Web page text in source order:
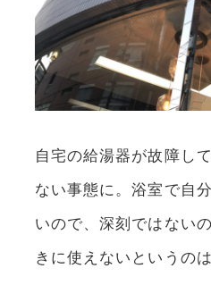
自宅の給湯器が故障し
ない事態に。浴室で自
いので、深刻ではない
きに使えないというの